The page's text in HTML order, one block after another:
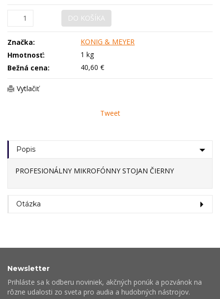
DO KOŠÍKA
Značka:
KONIG & MEYER
Hmotnosť:
1 kg
Bežná cena:
40,60 €
Vytlačiť
Tweet
Popis
PROFESIONÁLNY MIKROFÓNNY STOJAN ČIERNY
Otázka
Newsletter
Prihláste sa k odberu noviniek, akčných ponúk a pozvánok na
rôzne udalosti zo sveta pro audia a hudobných nástrojov.